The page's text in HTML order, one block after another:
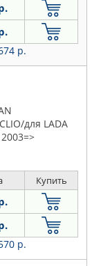
р.
для LADA
Купить
р.